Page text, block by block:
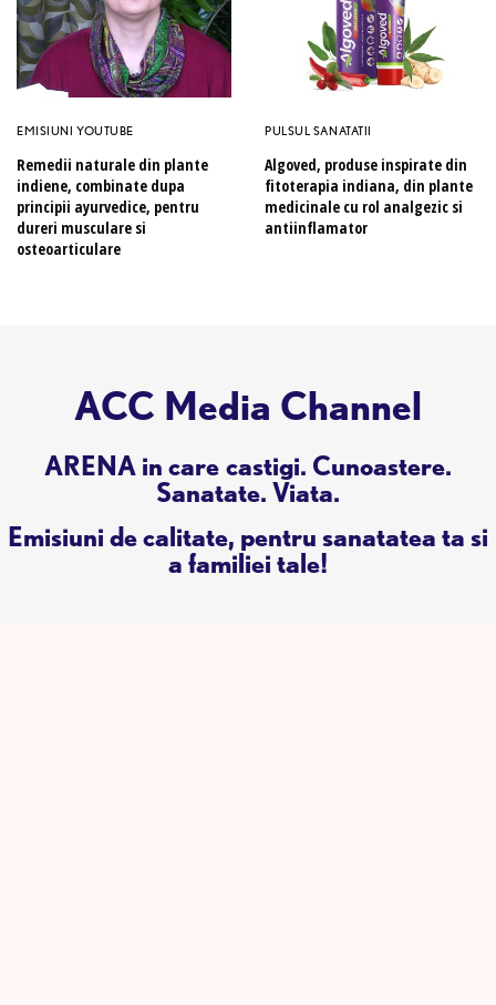
EMISIUNI YOUTUBE
Remedii naturale din plante
indiene, combinate dupa
principii ayurvedice, pentru
dureri musculare si
osteoarticulare
PULSUL SANATATII
Algoved, produse inspirate din
fitoterapia indiana, din plante
medicinale cu rol analgezic si
antiinflamator
ACC Media Channel
ARENA in care castigi. Cunoastere.
Sanatate. Viata.
Emisiuni de calitate, pentru sanatatea ta si
a familiei tale!